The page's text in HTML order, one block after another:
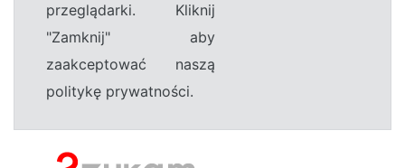
przeglądarki. Kliknij
"Zamknij" aby
zaakceptować naszą
politykę prywatności.